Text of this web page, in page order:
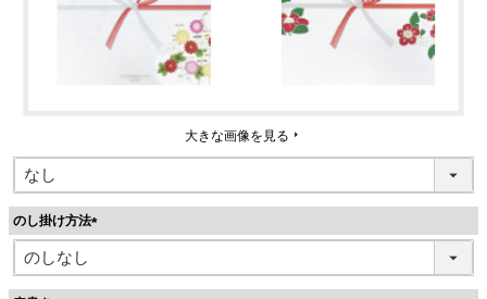
大きな画像を見る
のし掛け方法
(